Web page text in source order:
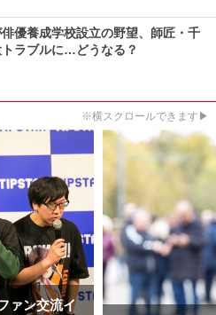
優養成学校設立の野望、師匠・千
ラブルに…どうなる？
※横スクロールできます▶
ァン交流イ